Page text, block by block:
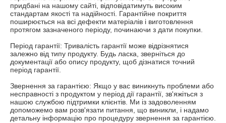
придбані на нашому сайті, відповідатимуть високим
стандартам якості та надійності. Гарантійне покриття
поширюється на всі дефекти матеріалів і виготовлення
протягом зазначеного періоду, починаючи з дати покупки.
Період гарантії: Тривалість гарантії може відрізнятися
залежно від типу продукту. Будь ласка, зверніться до
документації або опису продукту, щоб дізнатися точний
період гарантії.
Звернення за гарантією: Якщо у вас виникнуть проблеми або
несправності з продуктом у період дії гарантії, зв'яжіться з
нашою службою підтримки клієнтів. Ми із задоволенням
допоможемо вам розв'язати питання, що виникли, і надамо
детальну інформацію про процедуру звернення за гарантією.